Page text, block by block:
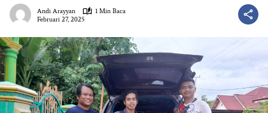
Andi Arayyan
1 Min Baca
Februari 27, 2025